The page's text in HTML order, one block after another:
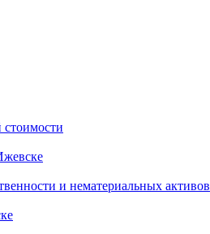
стоимости
и нематериальных активов